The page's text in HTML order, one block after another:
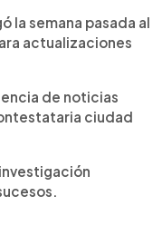
la semana pasada al
actualizaciones
de noticias
ciudad